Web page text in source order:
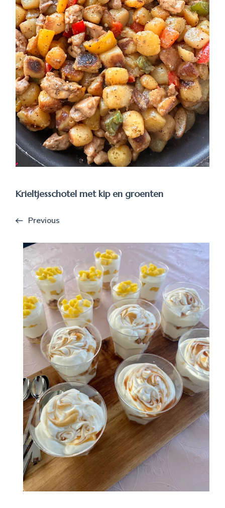
Krieltjesschotel met kip en groenten
Previous